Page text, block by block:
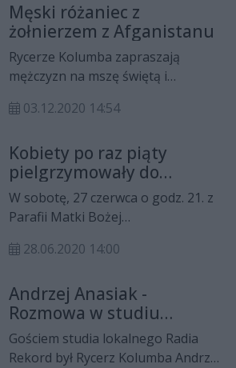
na zakup małych termosów, które
zostaną rozdane przez siostry
zakonne bezdomnym, będącym pod
ich opieką.
Męski różaniec z
żołnierzem z Afganistanu
Rycerze Kolumba zapraszają
mężczyzn na mszę świętą i
godz. 15 w parafii św. Krzyża na
spotkania będzie też okazja do
wysłuchania świadectwa weterana z
Afganistanu por. Karola Cierpicy.
03.12.2020 14:54
Kobiety po raz piąty
pielgrzymowały do
Sanktuarium Matki Bożej
Pocieszenia w Starej
W sobotę, 27 czerwca o godz. 21. z
Parafii Matki Bożej
wyruszyła V Nocna Pielgrzymka
Pocieszenia w Starej Błotnicy. W
tym roku w pielgrzymce wzięło
udział ok. 350 pań.
28.06.2020 14:00
Andrzej Anasiak -
Rozmowa w studiu
lokalnym Radia Rekord
Gościem studia lokalnego Radia
Rekord był Rycerz Kolumba Andrzej